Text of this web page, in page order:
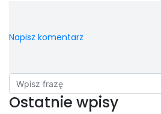
Napisz komentarz
Szukaj
Ostatnie wpisy